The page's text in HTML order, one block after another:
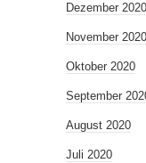
Dezember 2020
November 2020
Oktober 2020
September
August 2020
Juli 2020